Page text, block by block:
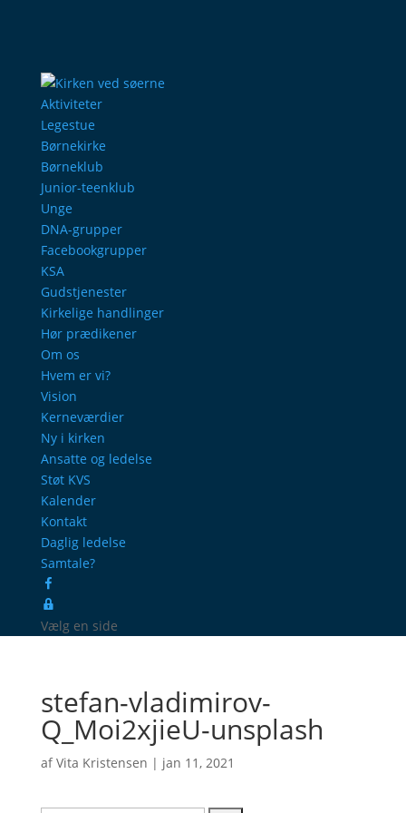
Aktiviteter
Legestue
Børnekirke
Børneklub
Junior-teenklub
Unge
DNA-grupper
Facebookgrupper
KSA
Gudstjenester
Kirkelige handlinger
Hør prædikener
Om os
Hvem er vi?
Vision
Kerneværdier
Ny i kirken
Ansatte og ledelse
Støt KVS
Kalender
Kontakt
Daglig ledelse
Samtale?
Vælg en side
stefan-vladimirov-
Q_Moi2xjieU-unsplash
afVita Kristensen | jan 11, 2021